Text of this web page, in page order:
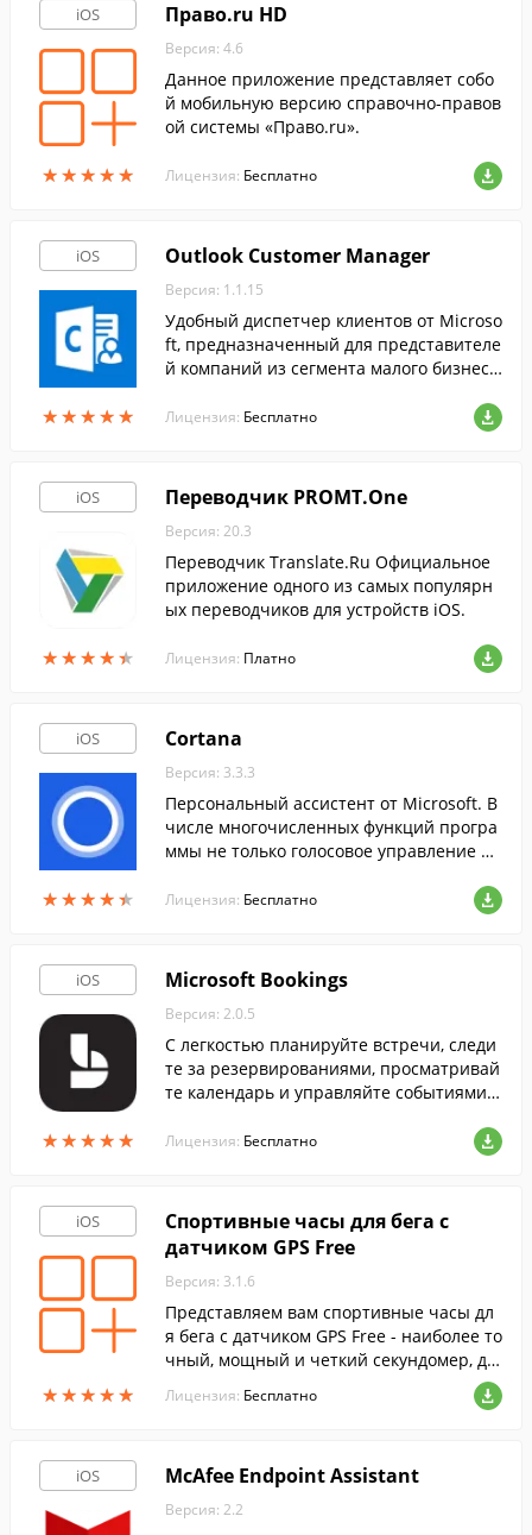
iOS
★★★★★
★★★★★
Право.ru HD
Версия: 4.6
Данное приложение представляет собо
й мобильную версию справочно-правов
ой системы «Право.ru».
Лицензия: Бесплатно
iOS
★★★★★
★★★★★
Outlook Customer Manager
Версия: 1.1.15
Удобный диспетчер клиентов от Microso
ft, предназначенный для представителе
й компаний из сегмента малого бизнес
еживать сделки и многое другое.
Лицензия: Бесплатно
iOS
★★★★★
★★★★★
Переводчик PROMT.One
Версия: 20.3
Переводчик Translate.Ru Официальное
приложение одного из самых популярн
ых переводчиков для устройств iOS.
Лицензия: Платно
iOS
★★★★★
★★★★★
Cortana
Версия: 3.3.3
Персональный ассистент от Microsoft. В
числе многочисленных функций програ
ммы не только голосовое управление мо
ь создания связки между смартфоном и
Лицензия: Бесплатно
iOS
★★★★★
★★★★★
Microsoft Bookings
Версия: 2.0.5
С легкостью планируйте встречи, следи
те за резервированиями, просматривай
те календарь и управляйте событиями п
Лицензия: Бесплатно
iOS
★★★★★
★★★★★
Спортивные часы для бега с
датчиком GPS Free
Версия: 3.1.6
Представляем вам спортивные часы дл
я бега с датчиком GPS Free - наиболее то
чный, мощный и четкий секундомер, до
Лицензия: Бесплатно
iOS McAfee Endpoint Assistant
Версия: 2.2